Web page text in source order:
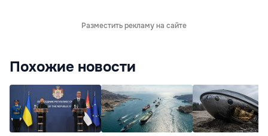
Разместить рекламу на сайте
Похожие новости